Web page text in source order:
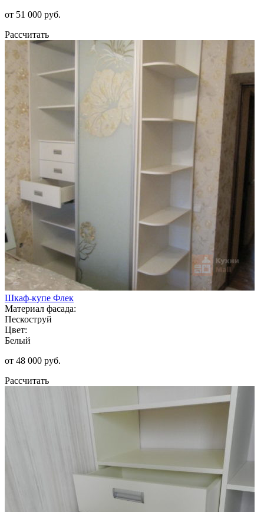
от 51 000 руб.
Рассчитать
Шкаф-купе Флек
Материал фасада:
Пескоструй
Цвет:
Белый
от 48 000 руб.
Рассчитать